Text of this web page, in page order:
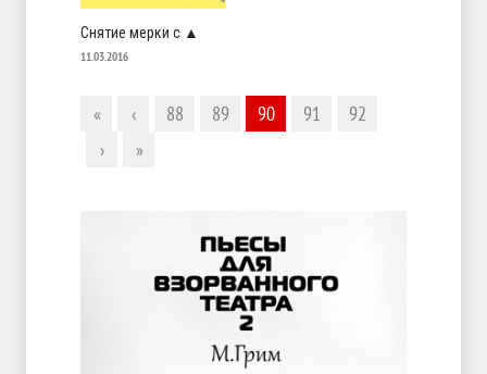
Снятие мерки с ▲
11.03.2016
« ‹ 88 89 90 91
92
›
»